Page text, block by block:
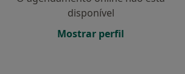
disponível
Mostrar perfil